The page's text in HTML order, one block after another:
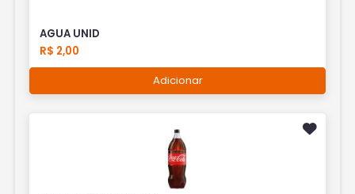
AGUA UNID
R$ 2,00
Adicionar